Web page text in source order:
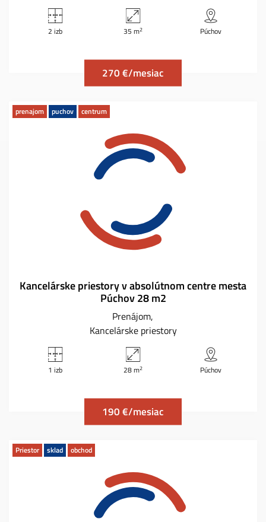
2 izb 35 m2 Púchov
270 €/mesiac
prenajom puchov centrum
Kancelárske priestory v absolútnom centre mesta
Púchov 28 m2
Prenájom
Kancelárske priestory
1 izb 28 m2 Púchov
190 €/mesiac
Priestor sklad obchod